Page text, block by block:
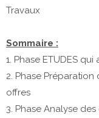
Travaux
Sommaire :
1. Phase ETUDES
2. Phase Préparation
offres
3. Phase Analyse